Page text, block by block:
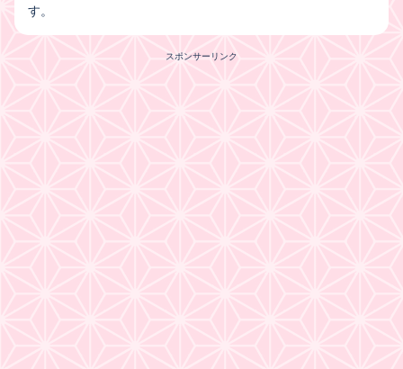
す。
スポンサーリンク